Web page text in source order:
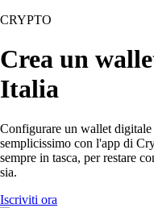
CRYPTO
Crea un
Italia
Configurare un wallet
semplicissimo con l'app di
sempre in tasca, per restare
sia.
Iscriviti ora